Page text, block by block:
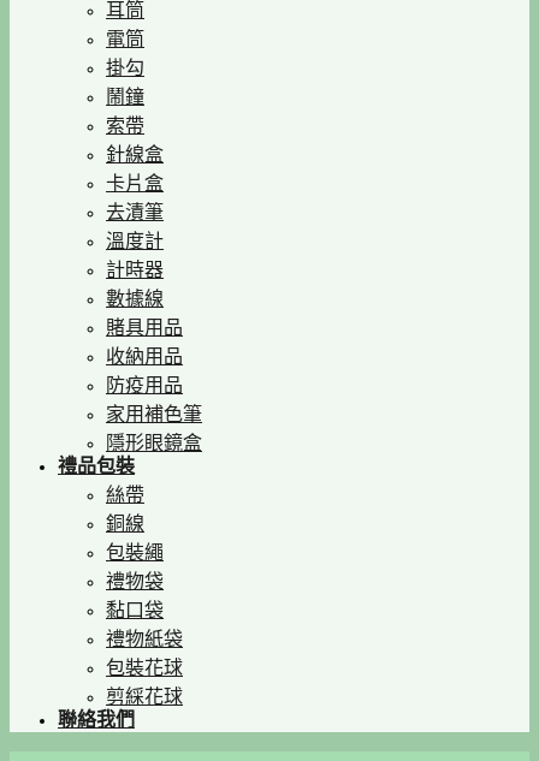
耳筒
電筒
掛勾
鬧鐘
索帶
針線盒
卡片盒
去漬筆
溫度計
計時器
數據線
賭具用品
收納用品
防疫用品
家用補色筆
隱形眼鏡盒
禮品包裝
絲帶
銅線
包裝繩
禮物袋
黏口袋
禮物紙袋
包裝花球
剪綵花球
聯絡我們